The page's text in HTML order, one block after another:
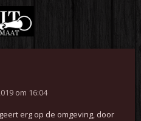
om 16:04
erg op de omgeving, door